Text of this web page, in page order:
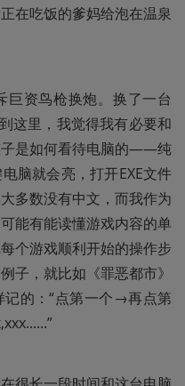
在吃饭的爹妈给泡在温泉
巨资鸟枪换炮。换了一台
这里，我觉得我有必要和
子是如何看待电脑的——纯
脑就会亮，打开EXE文件
多数没有中文，而我作为
能有能读懂游戏内容的单
个游戏顺利开始的操作步
子，就比如《罪恶都市》
的：“点第一个→再点第